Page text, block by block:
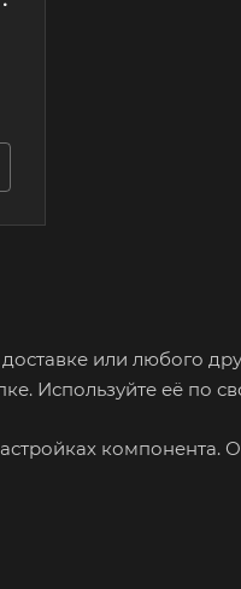
или любого
Используйте её по
компонента.